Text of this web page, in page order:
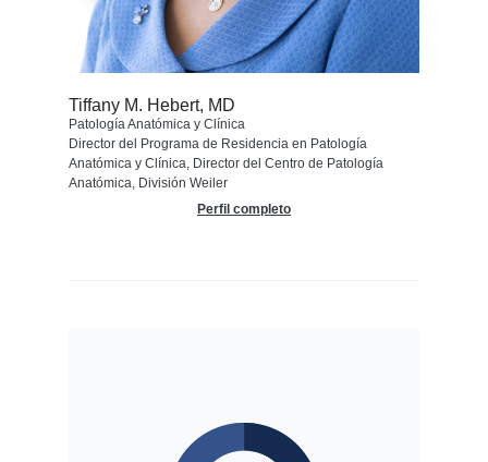
Tiffany M. Hebert, MD
Patología Anatómica y Clínica
Director del Programa de Residencia en Patología
Anatómica y Clínica, Director del Centro de Patología
Anatómica, División Weiler
Perfil completo